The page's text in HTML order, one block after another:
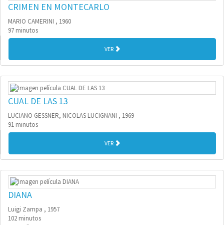
CRIMEN EN MONTECARLO
MARIO CAMERINI , 1960
97 minutos
VER
CUAL DE LAS 13
LUCIANO GESSNER, NICOLAS LUCIGNANI , 1969
91 minutos
VER
DIANA
Luigi Zampa , 1957
102 minutos